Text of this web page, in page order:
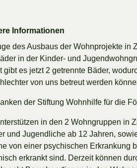
Informationen
des Ausbaus der Wohnprojekte in
in der Kinder- und
gibt es jetzt 2 getrennte Bäder,
von uns betreut werden
der Stiftung Wohnhilfe für die
in den 2 Wohngruppen in
und Jugendliche ab 12 Jahren,
von einer psychischen Erkrankung
erkrankt sind. Derzeit können